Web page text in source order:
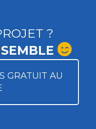
?
GRATUIT AU